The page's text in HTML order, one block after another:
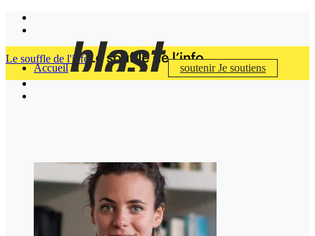
Accueil soutenirJe soutiens
Le souffle de l'info